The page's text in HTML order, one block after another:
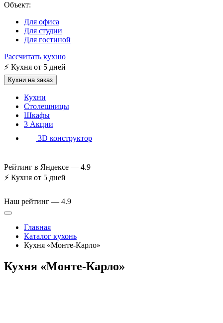
Объект:
Для офиса
Для студии
Для гостиной
Рассчитать кухню
⚡ Кухня от 5 дней
Кухни на заказ
Кухни
Столешницы
Шкафы
3 Акции
3D конструктор
Рейтинг в Яндексе — 4.9
⚡ Кухня от 5 дней
Наш рейтинг — 4.9
Главная
Каталог кухонь
Кухня «Монте-Карло»
Кухня «Монте-Карло»